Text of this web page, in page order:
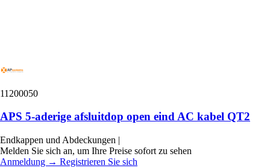
11200050
APS 5-aderige afsluitdop open eind AC kabel QT2
Endkappen und Abdeckungen |
Melden Sie sich an, um Ihre Preise sofort zu sehen
Anmeldung → Registrieren Sie sich